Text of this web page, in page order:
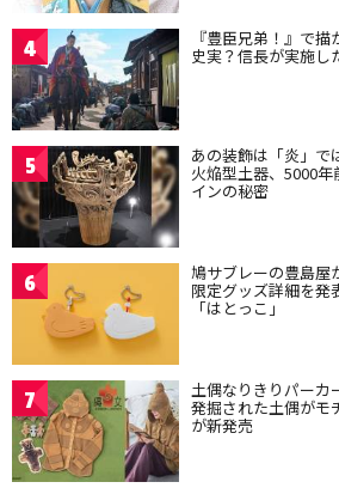
4 『豊臣兄弟！』で
史実？信長が実施し
5 あの装飾は「炎」で
火焔型土器、5000
インの秘密
6 鳩サブレーの豊島屋
限定グッズ詳細を発
「はとっこ」
7 土偶なりきりパーカ
発掘された土偶がモ
が新発売